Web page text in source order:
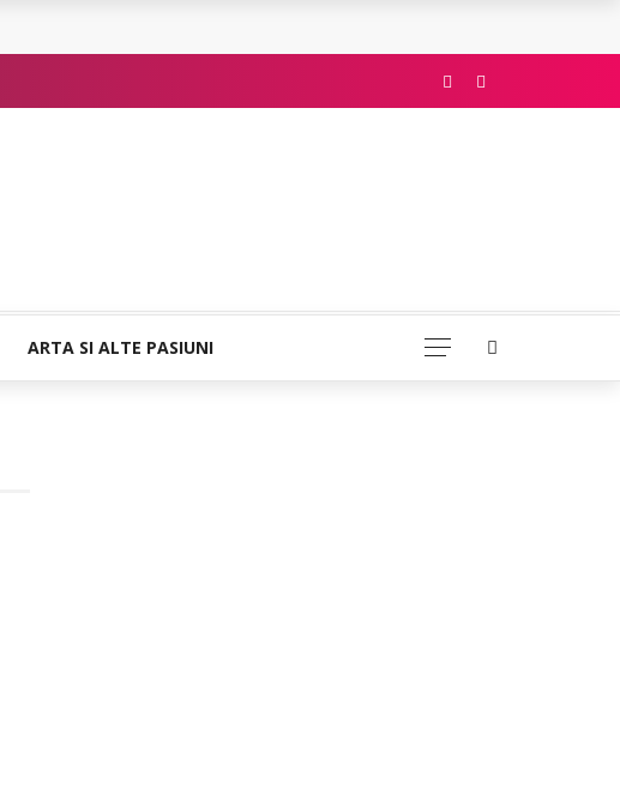
ARTA SI ALTE PASIUNI